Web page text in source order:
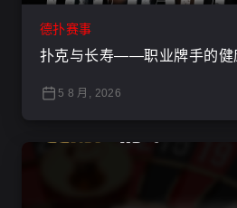
德扑赛事
扑克与长寿——职业牌手的健
5 8 月, 2026